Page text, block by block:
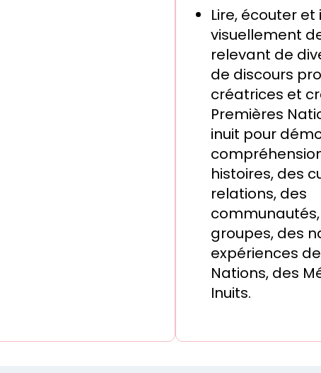
Lire, écouter
visuellement
relevant de
de discours
créatrices et
Premières
inuit pour
histoires, des
relations, des
groupes, des
expériences
Nations, des
Inuits.